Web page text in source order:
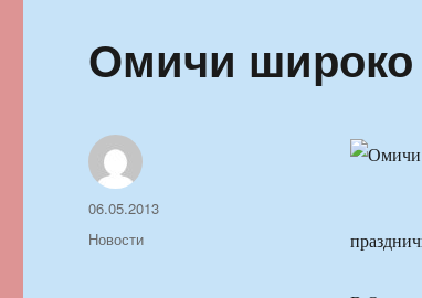
Омичи
Автор
Опубликовано
06.05.2013
Рубрики
Новости